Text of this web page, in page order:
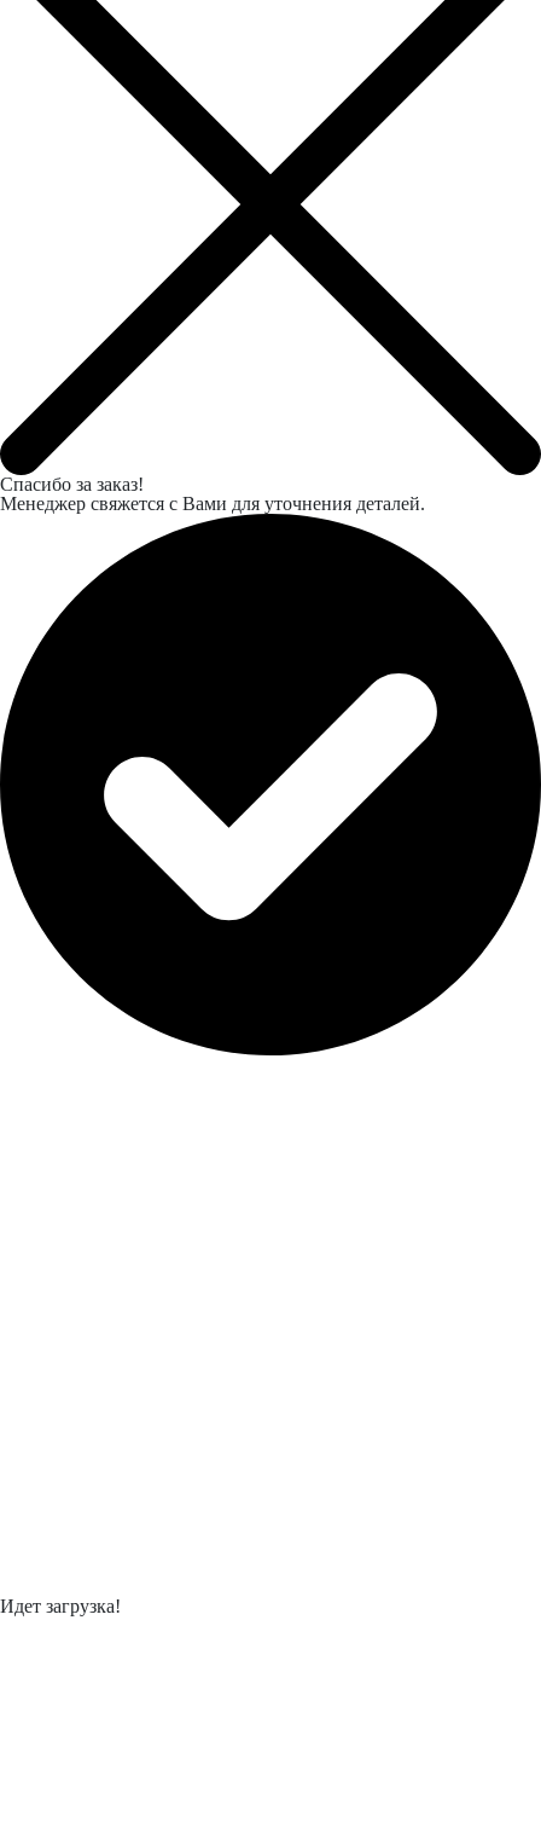
Спасибо за заказ!
Менеджер свяжется с Вами для уточнения деталей.
Идет загрузка!